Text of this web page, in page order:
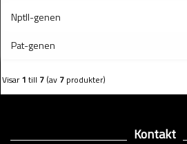
NptII-genen
Pat-genen
Visar1 till 7 (av 7 produkter)
Kontakt